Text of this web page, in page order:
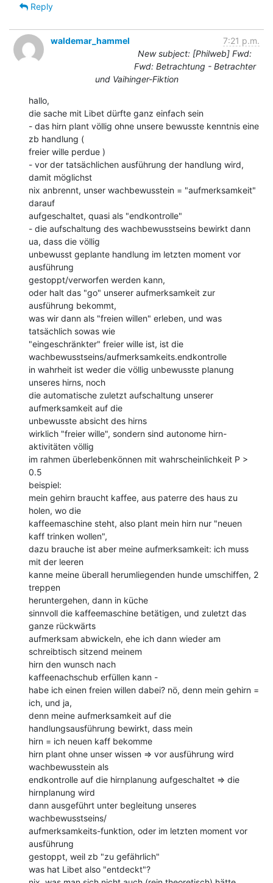
Reply
waldemar_hammel
7:21 p.m.
New subject: [Philweb] Fwd:
Fwd: Betrachtung - Betrachter
und Vaihinger-Fiktion
hallo,
die sache mit Libet dürfte ganz einfach sein
- das hirn plant völlig ohne unsere bewusste kenntnis eine
zb handlung (
freier wille perdue )
- vor der tatsächlichen ausführung der handlung wird,
damit möglichst
nix anbrennt, unser wachbewusstein = "aufmerksamkeit"
darauf
aufgeschaltet, quasi als "endkontrolle"
- die aufschaltung des wachbewusstseins bewirkt dann
ua, dass die völlig
unbewusst geplante handlung im letzten moment vor
ausführung
gestoppt/verworfen werden kann,
oder halt das "go" unserer aufmerksamkeit zur
ausführung bekommt,
was wir dann als "freien willen" erleben, und was
tatsächlich sowas wie
"eingeschränkter" freier wille ist, ist die
wachbewusstseins/aufmerksamkeits.endkontrolle
in wahrheit ist weder die völlig unbewusste planung
unseres hirns, noch
die automatische zuletzt aufschaltung unserer
aufmerksamkeit auf die
unbewusste absicht des hirns
wirklich "freier wille", sondern sind autonome hirn-
aktivitäten völlig
im rahmen überlebenkönnen mit wahrscheinlichkeit P >
0.5
beispiel:
mein gehirn braucht kaffee, aus paterre des haus zu
holen, wo die
kaffeemaschine steht, also plant mein hirn nur "neuen
kaff trinken wollen",
dazu brauche ist aber meine aufmerksamkeit: ich muss
mit der leeren
kanne meine überall herumliegenden hunde umschiffen, 2
treppen
heruntergehen, dann in küche
sinnvoll die kaffeemaschine betätigen, und zuletzt das
ganze rückwärts
aufmerksam abwickeln, ehe ich dann wieder am
schreibtisch sitzend meinem
hirn den wunsch nach
kaffeenachschub erfüllen kann -
habe ich einen freien willen dabei? nö, denn mein gehirn =
ich, und ja,
denn meine aufmerksamkeit auf die
handlungsausführung bewirkt, dass mein
hirn = ich neuen kaff bekomme
hirn plant ohne unser wissen => vor ausführung wird
wachbewusstein als
endkontrolle auf die hirnplanung aufgeschaltet => die
hirnplanung wird
dann ausgeführt unter begleitung unseres
wachbewusstseins/
aufmerksamkeits-funktion, oder im letzten moment vor
ausführung
gestoppt, weil zb "zu gefährlich"
was hat Libet also "entdeckt"?